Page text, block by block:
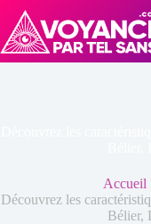
Passer
contenu
Accueil
Découvrez les
Bélier,